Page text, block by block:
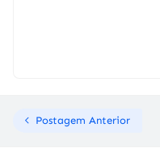
Postagem Anterior